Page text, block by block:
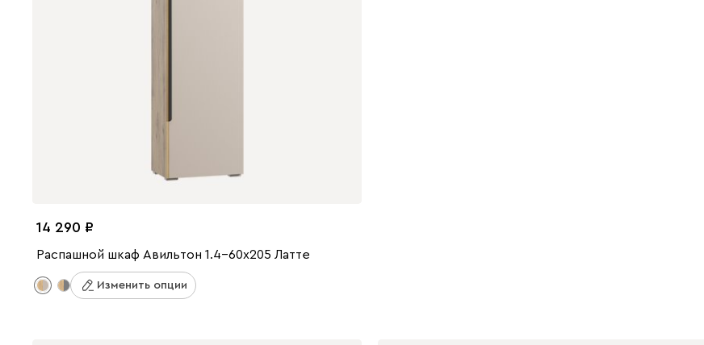
14 290
Распашной шкаф Авильтон 1.4-60x205 Латте
Изменить опции